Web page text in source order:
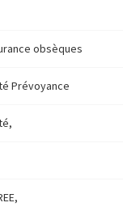
obsèques
Prévoyance